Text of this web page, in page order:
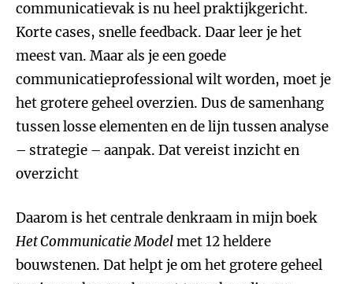
communicatievak is nu heel praktijkgericht.
Korte cases, snelle feedback. Daar leer je het
meest van. Maar als je een goede
communicatieprofessional wilt worden, moet je
het grotere geheel overzien. Dus de samenhang
tussen losse elementen en de lijn tussen analyse
– strategie – aanpak. Dat vereist inzicht en
overzicht
Daarom is het centrale denkraam in mijn boek
Het Communicatie Modelmet 12 heldere
bouwstenen. Dat helpt je om het grotere geheel